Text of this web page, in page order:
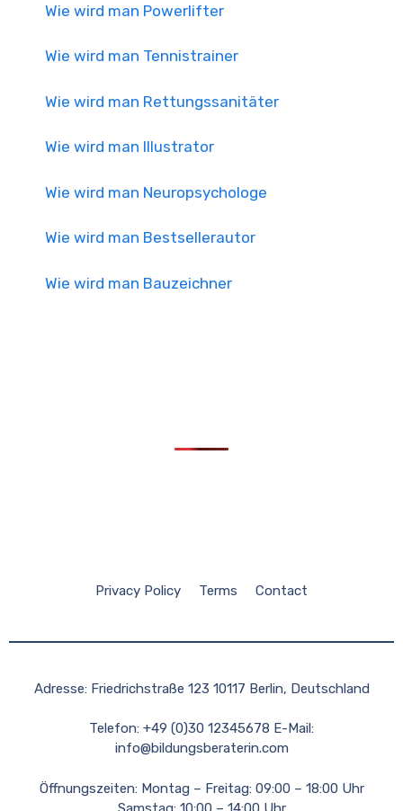
Wie wird man Powerlifter
Wie wird man Tennistrainer
Wie wird man Rettungssanitäter
Wie wird man Illustrator
Wie wird man Neuropsychologe
Wie wird man Bestsellerautor
Wie wird man Bauzeichner
Privacy Policy Terms Contact
Adresse: Friedrichstraße 123 10117 Berlin, Deutschland
Telefon: +49 (0)30 12345678 E-Mail:
info@bildungsberaterin.com
Öffnungszeiten: Montag – Freitag: 09:00 – 18:00 Uhr